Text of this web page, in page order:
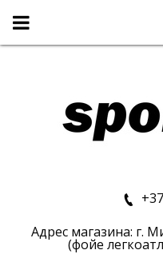
Адрес магазина: г.
(фойе